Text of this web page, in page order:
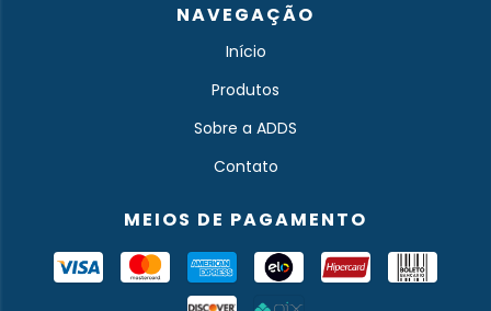
NAVEGAÇÃO
Início
Produtos
Sobre a ADDS
Contato
MEIOS DE PAGAMENTO